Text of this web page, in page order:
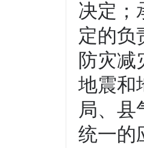
决定；
定的负
防灾减
地震和
局、县
统一的